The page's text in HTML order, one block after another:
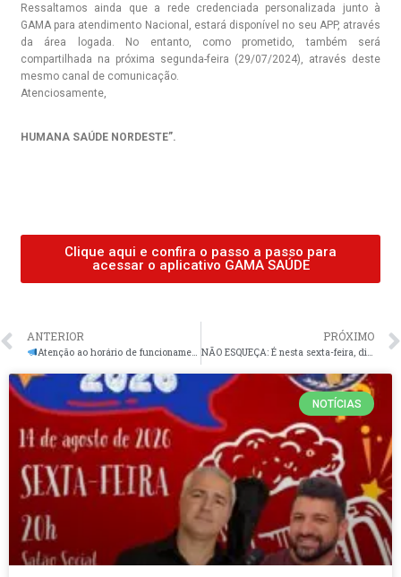
Ressaltamos ainda que a rede credenciada personalizada junto à
GAMA para atendimento Nacional, estará disponível no seu APP, através
da área logada. No entanto, como prometido, também será
compartilhada na próxima segunda-feira (29/07/2024), através deste
mesmo canal de comunicação.
Atenciosamente,
HUMANA SAÚDE NORDESTE”.
Clique aqui e confira o passo a passo para
acessar o aplicativo GAMA SAÚDE
ANTERIOR
Atenção ao horário de funcionamento da Sede Administrativa da ADUFPI nesta segunda-feira, dia 5 de agosto de 2024.
PRÓXIMO
NÃO ESQUEÇA: É nesta sexta-feira, dia 9 de agosto, a FESTA DOS PAIS da ADUFPI
NOTÍCIAS